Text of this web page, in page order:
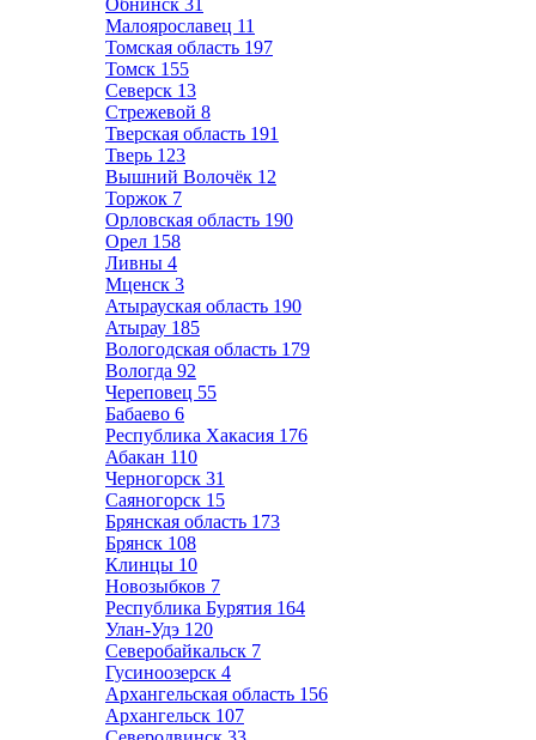
Обнинск 31
Малоярославец 11
Томская область 197
Томск 155
Северск 13
Стрежевой 8
Тверская область 191
Тверь 123
Вышний Волочёк 12
Торжок 7
Орловская область 190
Орел 158
Ливны 4
Мценск 3
Атырауская область 190
Атырау 185
Вологодская область 179
Вологда 92
Череповец 55
Бабаево 6
Республика Хакасия 176
Абакан 110
Черногорск 31
Саяногорск 15
Брянская область 173
Брянск 108
Клинцы 10
Новозыбков 7
Республика Бурятия 164
Улан-Удэ 120
Северобайкальск 7
Гусиноозерск 4
Архангельская область 156
Архангельск 107